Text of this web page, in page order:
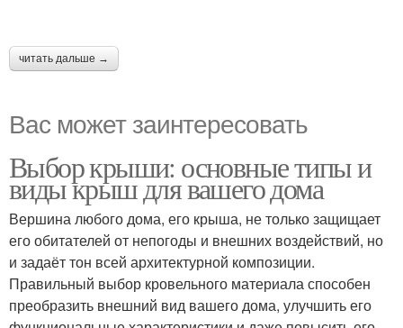
читать дальше →
Вас может заинтересовать
Выбор крыши: основные типы и
виды крыш для вашего дома
Вершина любого дома, его крыша, не только защищает
его обитателей от непогоды и внешних воздействий, но
и задаёт тон всей архитектурной композиции.
Правильный выбор кровельного материала способен
преобразить внешний вид вашего дома, улучшить его